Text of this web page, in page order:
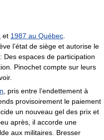
et 1987 au Québec
l’état de siège et autorise le
: Des espaces de participation
Pinochet compte sur leurs
, pris entre l’endettement à
provisoirement le paiement
un nouveau gel des prix et
après, il accorde une
aux militaires. Bresser